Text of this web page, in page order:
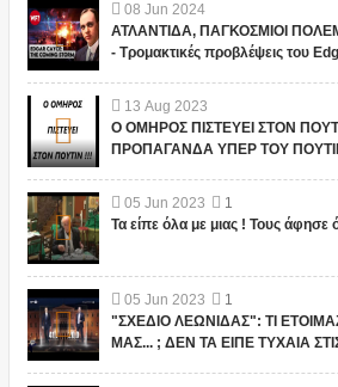
08 Jun 2024
ΑΤΛΑΝΤΙΔΑ, ΠΑΓΚΟΣΜΙΟΙ
- Τρομακτικές προβλέψεις του
13 Aug 2023
Ο ΟΜΗΡΟΣ ΠΙΣΤΕΥΕΙ ΣΤΟΝ
ΠΡΟΠΑΓΑΝΔΑ ΥΠΕΡ ΤΟΥ
05 Jun 2023
1
Τα είπε όλα με μιας ! Τους
05 Jun 2023
1
"ΣΧΕΔΙΟ ΛΕΩΝΙΔΑΣ": ΤΙ
ΜΑΣ... ; ΔΕΝ ΤΑ ΕΙΠΕ ΤΥΧΑΙΑ